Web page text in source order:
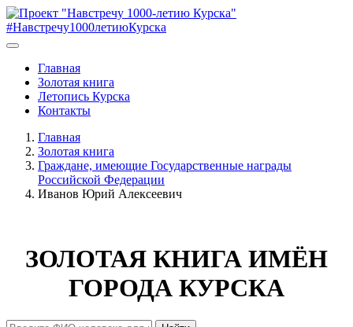
#Навстречу1000летиюКурска
Главная
Золотая книга
Летопись Курска
Контакты
Главная
Золотая книга
Граждане, имеющие Государственные награды
Российской Федерации
Иванов Юрий Алексеевич
ЗОЛОТАЯ КНИГА ИМЁН
ГОРОДА КУРСКА